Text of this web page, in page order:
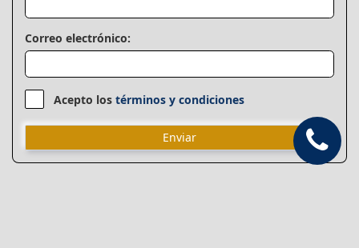
Correo electrónico:
Acepto los términos y condiciones